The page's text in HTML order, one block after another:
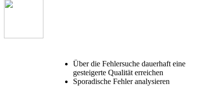
Über die Fehlersuche dauerhaft eine
gesteigerte Qualität erreichen
Sporadische Fehler analysieren